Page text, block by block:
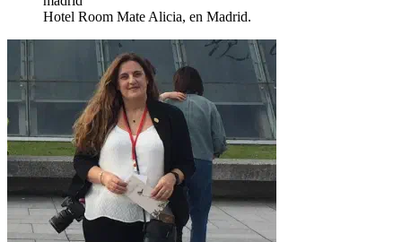
Hotel Room Mate Alicia, en Madrid.